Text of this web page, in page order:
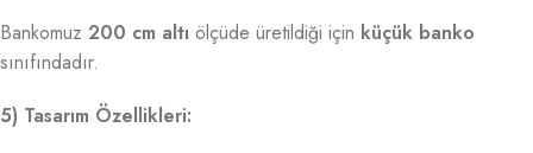
Bankomuz 200 cm altı ölçüde üretildiği için küçük banko
sınıfındadır.
5) Tasarım Özellikleri: